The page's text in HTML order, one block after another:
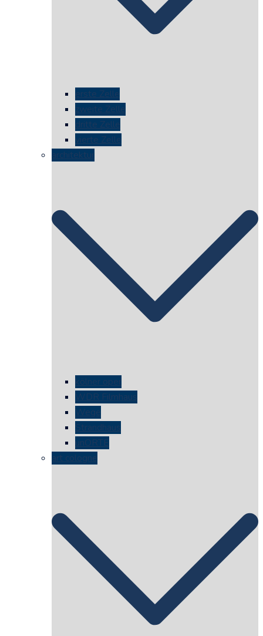
erste Zelle
zweite Zelle
dritte Zelle
vierte Zelle
architektur
kölner oper
WDR Filmhaus
Wege
Strandhaus
unORTE
art cologne